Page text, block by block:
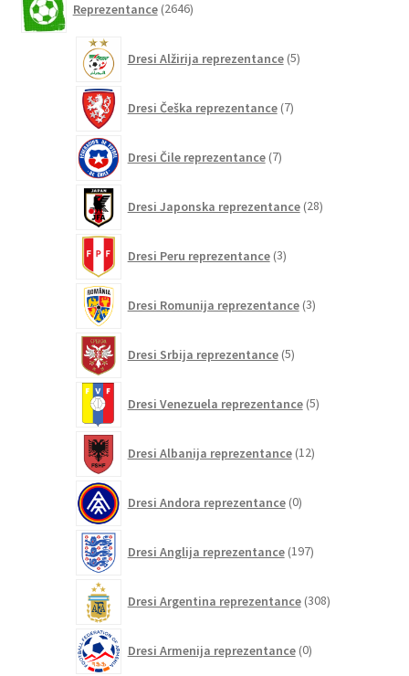
Reprezentance 2646izdelkov
Dresi Alžirija reprezentance 5izdelkov
Dresi Češka reprezentance 7izdelkov
Dresi Čile reprezentance 7izdelkov
Dresi Japonska reprezentance 28izdelkov
Dresi Peru reprezentance 3izdelki
Dresi Romunija reprezentance 3izdelki
Dresi Srbija reprezentance 5izdelkov
Dresi Venezuela reprezentance 5izdelkov
Dresi Albanija reprezentance 12izdelkov
Dresi Andora reprezentance 0izdelkov
Dresi Anglija reprezentance 197izdelkov
Dresi Argentina reprezentance 308izdelkov
Dresi Armenija reprezentance 0izdelkov